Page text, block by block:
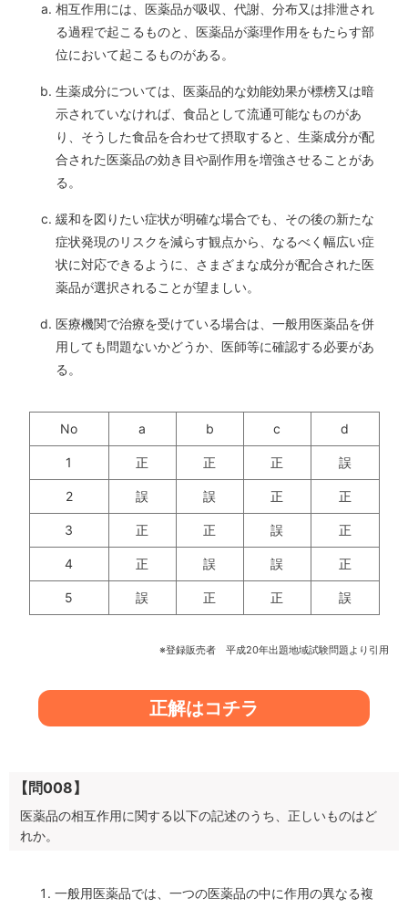
相互作用には、医薬品が吸収、代謝、分布又は排泄され
る過程で起こるものと、医薬品が薬理作用をもたらす部
位において起こるものがある。
生薬成分については、医薬品的な効能効果が標榜又は暗
示されていなければ、食品として流通可能なものがあ
り、そうした食品を合わせて摂取すると、生薬成分が配
合された医薬品の効き目や副作用を増強させることがあ
る。
緩和を図りたい症状が明確な場合でも、その後の新たな
症状発現のリスクを減らす観点から、なるべく幅広い症
状に対応できるように、さまざまな成分が配合された医
薬品が選択されることが望ましい。
医療機関で治療を受けている場合は、一般用医薬品を併
用しても問題ないかどうか、医師等に確認する必要があ
る。
No a b c d
1 正 正 正 誤
2 誤 誤 正 正
3 正 正 誤 正
4 正 誤 誤 正
5 誤 正 正 誤
※登録販売者 平成20年出題地域試験問題より引用
正解はコチラ
【問008】
医薬品の相互作用に関する以下の記述のうち、正しいものはど
れか。
一般用医薬品では、一つの医薬品の中に作用の異なる複